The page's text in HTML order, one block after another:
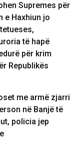
Supremes për
e Haxhiun jo
të hapë
për krim
Republikës
me armë zjarri
në Banjë të
policia jep